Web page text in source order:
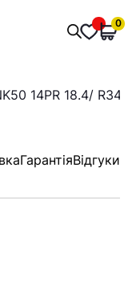
Пошук
товарів
0
14PR 18.4/ R34
ГарантіяВідгуки